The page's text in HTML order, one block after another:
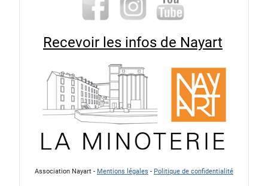
Recevoir les infos de Nayart
Association Nayart - Mentions légales - Politique de confidentialité